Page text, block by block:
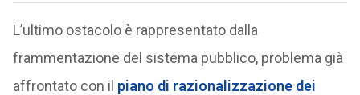
L’ultimo ostacolo è rappresentato dalla
frammentazione del sistema pubblico, problema già
affrontato con il piano di razionalizzazione dei